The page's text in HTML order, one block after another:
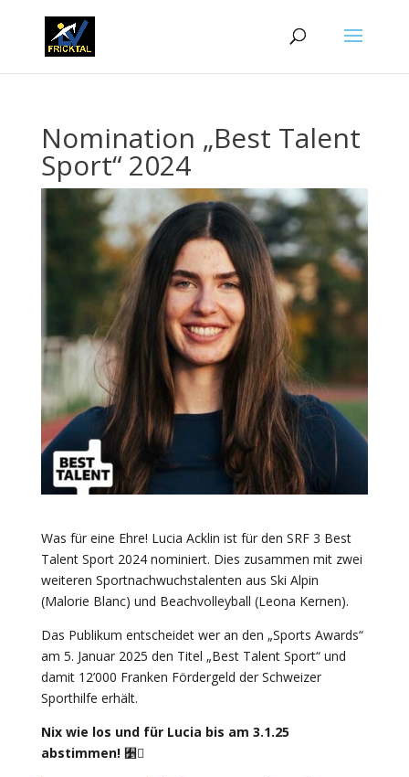
Nomination „Best Talent
Sport“ 2024
Was für eine Ehre! Lucia Acklin ist für den SRF 3 Best
Talent Sport 2024 nominiert. Dies zusammen mit zwei
weiteren Sportnachwuchstalenten aus Ski Alpin
(Malorie Blanc) und Beachvolleyball (Leona Kernen).
Das Publikum entscheidet wer an den „Sports Awards“
am 5. Januar 2025 den Titel „Best Talent Sport“ und
damit 12’000 Franken Fördergeld der Schweizer
Sporthilfe erhält.
Nix wie los und für Lucia bis am 3.1.25
abstimmen! 﫵